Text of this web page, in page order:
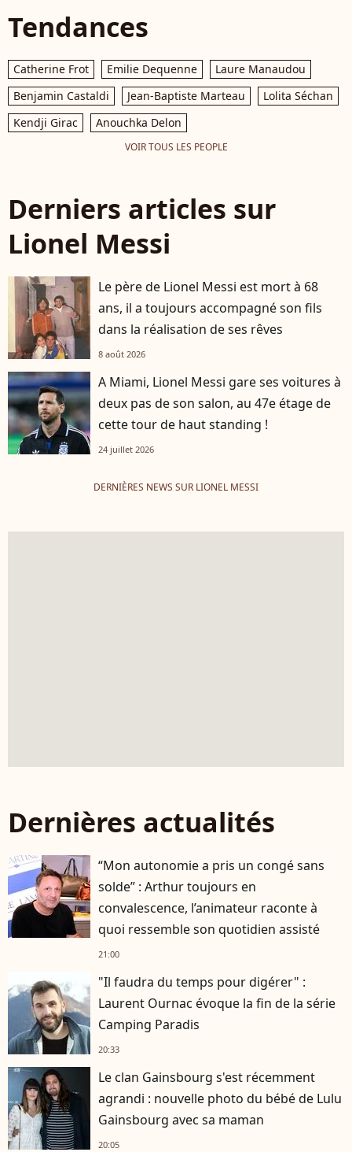
Tendances
Catherine Frot Emilie Dequenne
Laure Manaudou
Benjamin Castaldi
Jean-Baptiste Marteau
Lolita Séchan
Kendji Girac
Anouchka Delon
VOIR TOUS LES PEOPLE
Derniers articles sur
Lionel Messi
Le père de Lionel Messi est mort à 68
ans, il a toujours accompagné son fils
dans la réalisation de ses rêves
8 août 2026
A Miami, Lionel Messi gare ses voitures à
deux pas de son salon, au 47e étage de
cette tour de haut standing !
24 juillet 2026
DERNIÈRES NEWS SUR LIONEL MESSI
Dernières actualités
“Mon autonomie a pris un congé sans
solde” : Arthur toujours en
convalescence, l’animateur raconte à
quoi ressemble son quotidien assisté
21:00
"Il faudra du temps pour digérer" :
Laurent Ournac évoque la fin de la série
Camping Paradis
20:33
Le clan Gainsbourg s'est récemment
agrandi : nouvelle photo du bébé de Lulu
Gainsbourg avec sa maman
20:05